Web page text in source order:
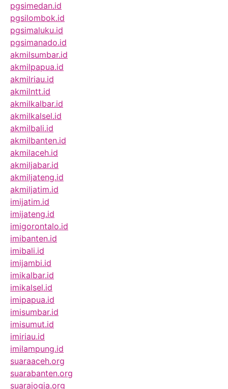
pgsimedan.id
pgsilombok.id
pgsimaluku.id
pgsimanado.id
akmilsumbar.id
akmilpapua.id
akmilriau.id
akmilntt.id
akmilkalbar.id
akmilkalsel.id
akmilbali.id
akmilbanten.id
akmilaceh.id
akmiljabar.id
akmiljateng.id
akmiljatim.id
imijatim.id
imijateng.id
imigorontalo.id
imibanten.id
imibali.id
imijambi.id
imikalbar.id
imikalsel.id
imipapua.id
imisumbar.id
imisumut.id
imiriau.id
imilampung.id
suaraaceh.org
suarabanten.org
suarajogja.org